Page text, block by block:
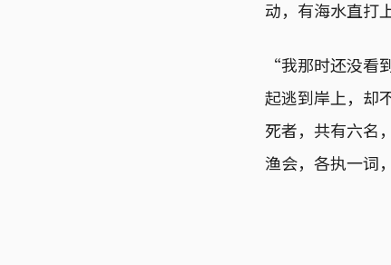
动，有海水直打
“我那时还没看
起逃到岸上，却
死者，共有六名
渔会，各执一词